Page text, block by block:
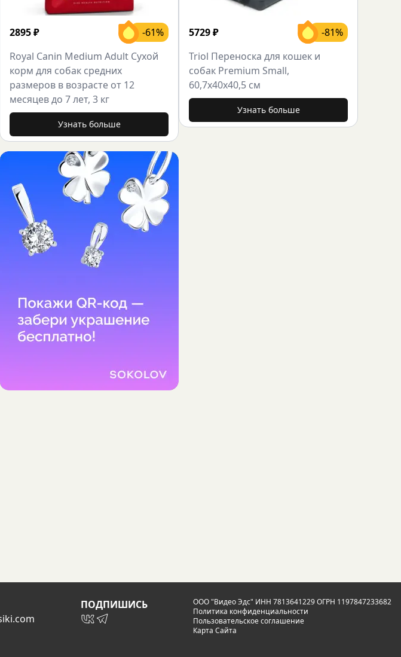
2895₽
-61%
Royal Canin Medium Adult Сухой
корм для собак средних
размеров в возрасте от 12
месяцев до 7 лет, 3 кг
Узнать больше
5729₽
-81%
Triol Переноска для кошек и
собак Premium Small,
60,7х40х40,5 см
Узнать больше
ПОДПИШИСЬ
ООО "Видео Эдс" ИНН 7813641229 ОГРН 1197847233682
Политика конфиденциальности
Пользовательское соглашение
Карта Сайта